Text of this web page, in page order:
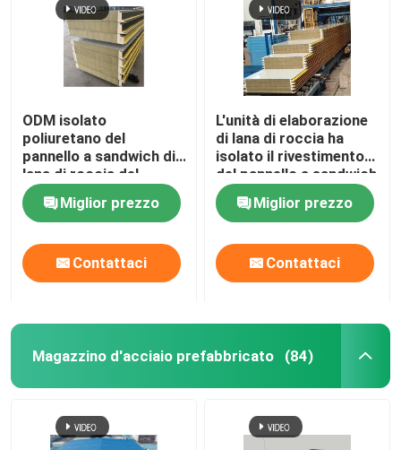
ODM isolato
poliuretano del
pannello a sandwich di
lana di roccia del
gruppo di lavoro del
magazzinoMiglior prezzo
Contattaci
L'unità di elaborazione
di lana di roccia ha
isolato il rivestimento
del pannello a sandwich
del pannello per il tetto
e la pareteMiglior prezzo
Contattaci
Magazzino d'acciaio prefabbricato (84)